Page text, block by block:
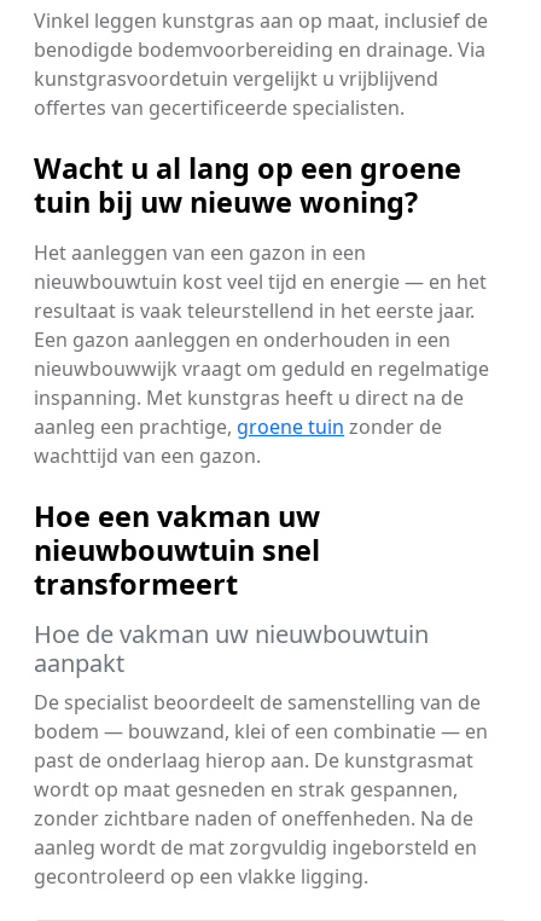
Vinkel leggen kunstgras aan op maat, inclusief de
benodigde bodemvoorbereiding en drainage. Via
kunstgrasvoordetuin vergelijkt u vrijblijvend
offertes van gecertificeerde specialisten.
Wacht u al lang op een groene
tuin bij uw nieuwe woning?
Het aanleggen van een gazon in een
nieuwbouwtuin kost veel tijd en energie — en het
resultaat is vaak teleurstellend in het eerste jaar.
Een gazon aanleggen en onderhouden in een
nieuwbouwwijk vraagt om geduld en regelmatige
inspanning. Met kunstgras heeft u direct na de
aanleg een prachtige, groene tuin zonder de
wachttijd van een gazon.
Hoe een vakman uw
nieuwbouwtuin snel
transformeert
Hoe de vakman uw nieuwbouwtuin
aanpakt
De specialist beoordeelt de samenstelling van de
bodem — bouwzand, klei of een combinatie — en
past de onderlaag hierop aan. De kunstgrasmat
wordt op maat gesneden en strak gespannen,
zonder zichtbare naden of oneffenheden. Na de
aanleg wordt de mat zorgvuldig ingeborsteld en
gecontroleerd op een vlakke ligging.